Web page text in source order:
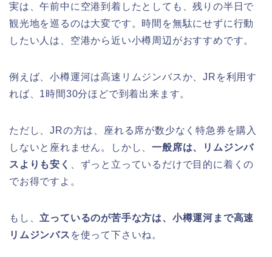
実は、午前中に空港到着したとしても、残りの半日で
観光地を巡るのは大変です。時間を無駄にせずに行動
したい人は、空港から近い小樽周辺がおすすめです。
例えば、小樽運河は高速リムジンバスか、JRを利用す
れば、1時間30分ほどで到着出来ます。
ただし、JRの方は、座れる席が数少なく特急券を購入
しないと座れません。しかし、一般席は、リムジンバ
スよりも安く
、ずっと立っているだけで目的に着くの
でお得ですよ。
もし、 立っているのが苦手な方は、小樽運河まで高速
リムジンバス を使って下さいね。